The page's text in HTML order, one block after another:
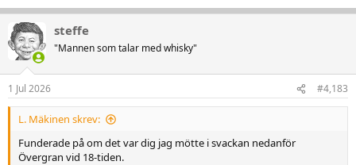
steffe
"Mannen som talar med whisky"
1 Jul 2026 #4,183
L. Mäkinen skrev:
Funderade på om det var dig jag mötte i svackan nedanför
Övergran vid 18-tiden.